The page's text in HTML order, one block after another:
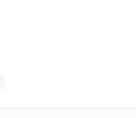
για τις εξελίξεις της
επιστημονικά συνέδρια,
Παράλληλα
Επιπρόσθετα, είναι απόφοιτη
Σχολής του Αριστοτελείου
γνώση. Βασικός της στόχος